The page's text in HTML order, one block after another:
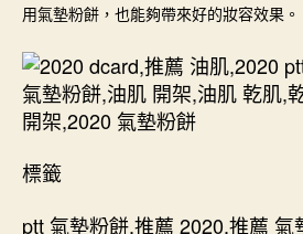
用氣墊粉餅，也能夠帶來好的妝容效果。
標籤
ptt 氣墊粉餅,推薦 2020,推薦 氣